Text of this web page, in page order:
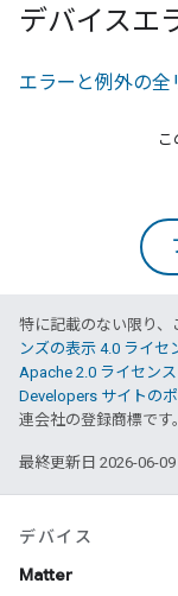
デバイスエ
エラーと例外の全
こ
特に記載のない限り
ンズの表示 4.0 ライセ
Apache 2.0 ライセンス
Developers サイトの
連会社の登録商標です。
最終更新日 2026-06-09
デバイス
Matter